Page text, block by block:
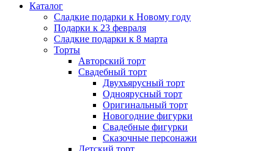
Каталог
Сладкие подарки к Новому году
Подарки к 23 февраля
Сладкие подарки к 8 марта
Торты
Авторский торт
Свадебный торт
Двухъярусный торт
Одноярусный торт
Оригинальный торт
Новогодние фигурки
Свадебные фигурки
Сказочные персонажи
Детский торт